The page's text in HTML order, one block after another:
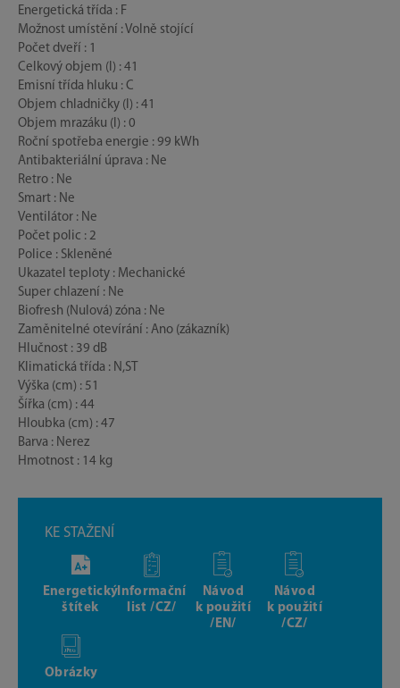
Energetická třída : F
Možnost umístění : Volně stojící
Počet dveří : 1
Celkový objem (l) : 41
Emisní třída hluku : C
Objem chladničky (l) : 41
Objem mrazáku (l) : 0
Roční spotřeba energie : 99 kWh
Antibakteriální úprava : Ne
Retro : Ne
Smart : Ne
Ventilátor : Ne
Počet polic : 2
Police : Skleněné
Ukazatel teploty : Mechanické
Super chlazení : Ne
Biofresh (Nulová) zóna : Ne
Zaměnitelné otevírání : Ano (zákazník)
Hlučnost : 39 dB
Klimatická třída : N,ST
Výška (cm) : 51
Šířka (cm) : 44
Hloubka (cm) : 47
Barva : Nerez
Hmotnost : 14 kg
KE STAŽENÍ
Energetický
štítek
Informační
list /CZ/
Návod
k použití
/EN/
Návod
k použití
/CZ/
Obrázky